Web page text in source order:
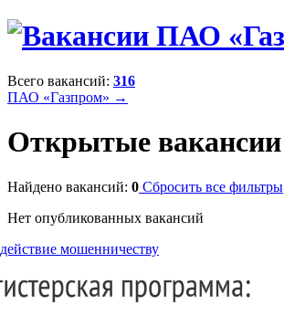
Всего вакансий: 316
ПАО «Газпром» →
Открытые вакансии
Найдено вакансий: 0 Сбросить все фильтры
Нет опубликованных вакансий
мошенничеству